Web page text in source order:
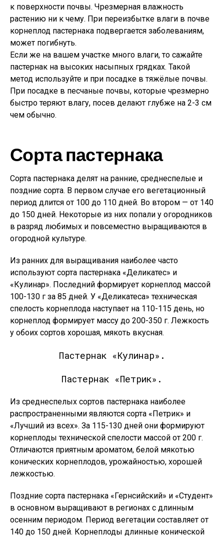
к поверхности почвы. Чрезмерная влажность
растению ни к чему. При переизбытке влаги в почве
корнеплод пастернака подвергается заболеваниям,
может погибнуть.
Если же на вашем участке много влаги, то сажайте
пастернак на высоких насыпных грядках. Такой
метод используйте и при посадке в тяжёлые почвы.
При посадке в песчаные почвы, которые чрезмерно
быстро теряют влагу, посев делают глубже на 2-3 см
чем обычно.
Сорта пастернака
Сорта пастернака делят на ранние, среднеспелые и
поздние сорта. В первом случае его вегетационный
период длится от 100 до 110 дней. Во втором — от 140
до 150 дней. Некоторые из них попали у огородников
в разряд любимых и повсеместно выращиваются в
огородной культуре.
Из ранних для выращивания наиболее часто
используют сорта пастернака «Деликатес» и
«Кулинар». Последний формирует корнеплод массой
100-130 г за 85 дней. У «Деликатеса» техническая
спелость корнеплода наступает на 110-115 день, но
корнеплод формирует массу до 200-350 г. Лежкость
у обоих сортов хорошая, мякоть вкусная.
Пастернак «Кулинар».
Пастернак «Петрик».
Из среднеспелых сортов пастернака наиболее
распространенными являются сорта «Петрик» и
«Лучший из всех». За 115-130 дней они формируют
корнеплоды технической спелости массой от 200 г.
Отличаются приятным ароматом, белой мякотью
конических корнеплодов, урожайностью, хорошей
лежкостью.
Поздние сорта пастернака «Гернсийский» и «Студент»
в основном выращивают в регионах с длинным
осенним периодом. Период вегетации составляет от
140 до 150 дней. Корнеплоды длинные конической